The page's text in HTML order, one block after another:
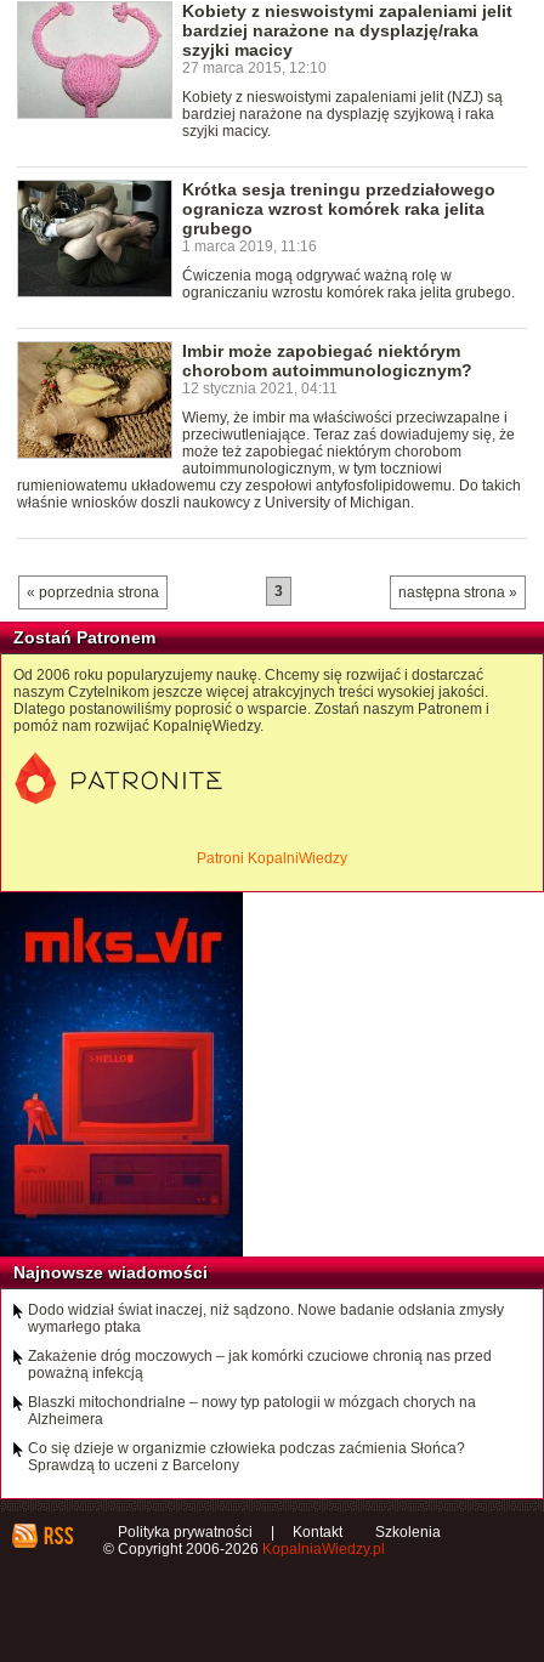
Kobiety z nieswoistymi zapaleniami jelit
bardziej narażone na dysplazję/raka
szyjki macicy
27 marca 2015, 12:10
Kobiety z nieswoistymi zapaleniami jelit (NZJ) są
bardziej narażone na dysplazję szyjkową i raka
szyjki macicy.
Krótka sesja treningu przedziałowego
ogranicza wzrost komórek raka jelita
grubego
1 marca 2019, 11:16
Ćwiczenia mogą odgrywać ważną rolę w
ograniczaniu wzrostu komórek raka jelita grubego.
Imbir może zapobiegać niektórym
chorobom autoimmunologicznym?
12 stycznia 2021, 04:11
Wiemy, że imbir ma właściwości przeciwzapalne i
przeciwutleniające. Teraz zaś dowiadujemy się, że
może też zapobiegać niektórym chorobom
autoimmunologicznym, w tym toczniowi
rumieniowatemu układowemu czy zespołowi antyfosfolipidowemu. Do takich
właśnie wniosków doszli naukowcy z University of Michigan.
« poprzednia strona następna strona »
3
Zostań Patronem
Od 2006 roku popularyzujemy naukę. Chcemy się rozwijać i dostarczać
naszym Czytelnikom jeszcze więcej atrakcyjnych treści wysokiej jakości.
Dlatego postanowiliśmy poprosić o wsparcie. Zostań naszym Patronem i
pomóż nam rozwijać KopalnięWiedzy.
Patroni KopalniWiedzy
Najnowsze wiadomości
Dodo widział świat inaczej, niż sądzono. Nowe badanie odsłania zmysły
wymarłego ptaka
Zakażenie dróg moczowych – jak komórki czuciowe chronią nas przed
poważną infekcją
Blaszki mitochondrialne – nowy typ patologii w mózgach chorych na
Alzheimera
Co się dzieje w organizmie człowieka podczas zaćmienia Słońca?
Sprawdzą to uczeni z Barcelony
Polityka prywatności Kontakt
Szkolenia
© Copyright 2006-2026 KopalniaWiedzy.pl